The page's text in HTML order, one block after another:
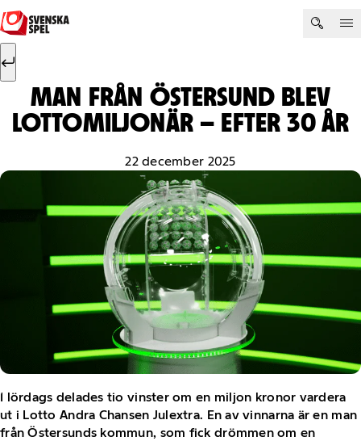
Hoppa till innehåll
Sök efter:
MAN FRÅN ÖSTERSUND BLEV
LOTTOMILJONÄR – EFTER 30 ÅR
22 december 2025
I lördags delades tio vinster om en miljon kronor vardera
ut i Lotto Andra Chansen Julextra. En av vinnarna är en man
från Östersunds kommun, som fick drömmen om en